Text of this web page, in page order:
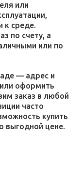
или
к среде.
по счету, а
или по
— адрес и
оформить
заказ в любой
часто
купить
выгодной цене.